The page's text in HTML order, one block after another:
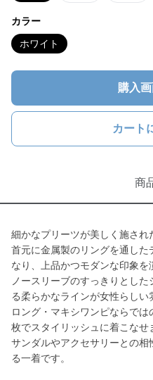
カラー
ホワイト
購入
カート
商
細かなプリーツが美しく施され
首元に金属製のリングを通した
なり、上品かつモダンな印象を
ノースリーブのすっきりとし
る柔らかなラインが女性らしい
ロング・マキシワンピならで
枚でスタイリッシュに着こなせ
サンダルやアクセサリーとの
る一着です。